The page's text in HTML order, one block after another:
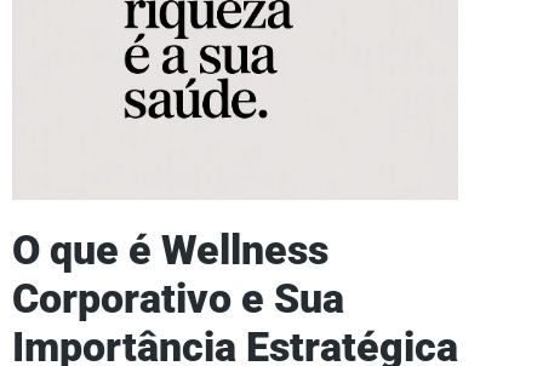
O que é Wellness
Corporativo e Sua
Importância Estratégica